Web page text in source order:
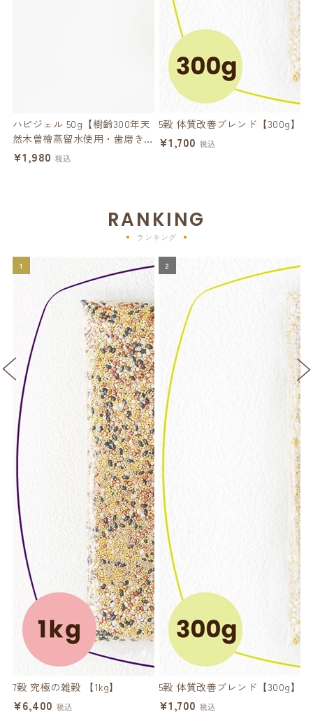
ハピジェル 50g【樹齢300年天
然木曽檜蒸留水使用・歯磨きジ
ェル】
¥1,980 税込
5穀 体質改善ブレンド【300g】
¥1,700 税込
RANKING
ランキング
1
7穀 究極の雑穀 【1kg】
¥6,400 税込
2
5穀 体質改善ブレンド【300g】
¥1,700 税込